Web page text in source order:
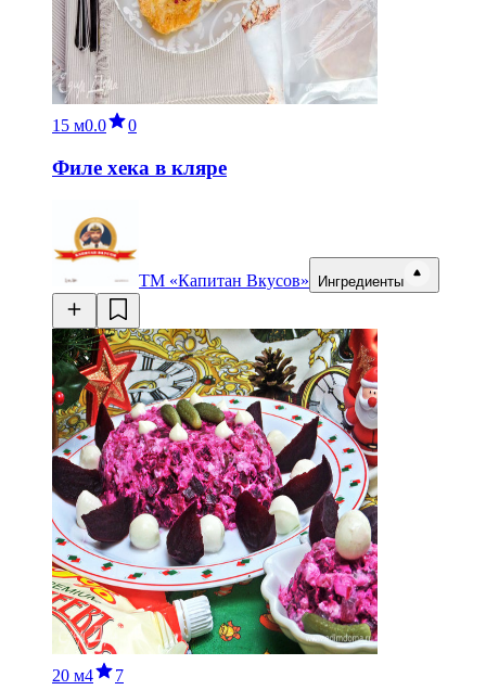
15 м0.0 0
Филе хека в кляре
ТМ «Капитан Вкусов» Ингредиенты
20 м4 7